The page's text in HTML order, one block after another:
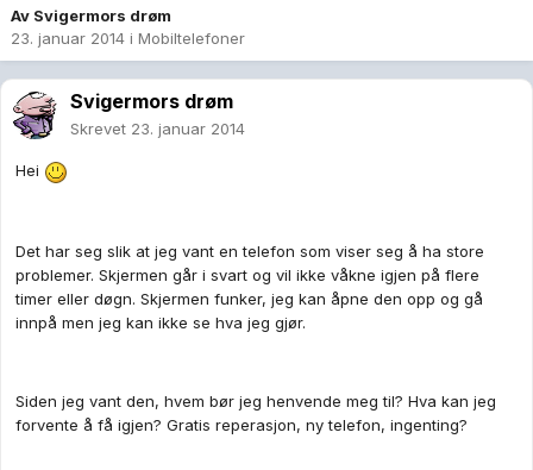
Av Svigermors drøm
23. januar 2014 i Mobiltelefoner
Svigermors drøm
Skrevet 23. januar 2014
Hei
Det har seg slik at jeg vant en telefon som viser seg å ha store
problemer. Skjermen går i svart og vil ikke våkne igjen på flere
timer eller døgn. Skjermen funker, jeg kan åpne den opp og gå
innpå men jeg kan ikke se hva jeg gjør.
Siden jeg vant den, hvem bør jeg henvende meg til? Hva kan jeg
forvente å få igjen? Gratis reperasjon, ny telefon, ingenting?